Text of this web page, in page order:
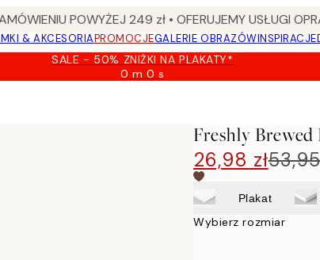
POWYŻEJ 249 zł • OFERUJEMY USŁUGI
& AKCESORIAPROMOCJEGALERIE OBRAZÓWINSPIRACJE
SALE - 50% ZNIŻKI NA PLAKATY*
0 m0 s
Ważny
Freshly Brewed
26,98 zł
Plakat
Wybierz rozmiar